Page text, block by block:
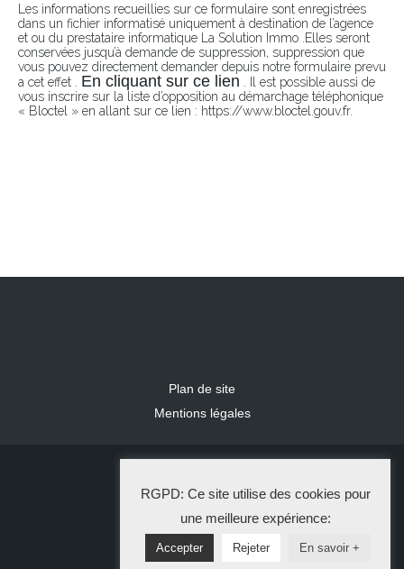
Les informations recueillies sur ce formulaire sont enregistrées
dans un fichier informatisé uniquement à destination de l’agence
et ou du prestataire informatique La Solution Immo .Elles seront
conservées jusqu’à demande de suppression, suppression que
vous pouvez directement demander depuis notre formulaire prevu
a cet effet . En cliquant sur ce lien . Il est possible aussi de
vous inscrire sur la liste d’opposition au démarchage téléphonique
« Bloctel » en allant sur ce lien : https://www.bloctel.gouv.fr.
Plan de site
Mentions légales
La Solution Immo
RGPD: Ce site utilise des cookies pour
une meilleure expérience:
Accepter Rejeter En savoir +